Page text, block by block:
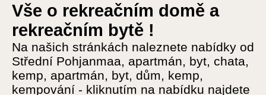
Vše o rekreačním domě a
rekreačním bytě !
Na našich stránkách naleznete nabídky od
Střední Pohjanmaa, apartmán, byt, chata,
kemp, apartmán, byt, dům, kemp,
kempování - kliknutím na nabídku najdete